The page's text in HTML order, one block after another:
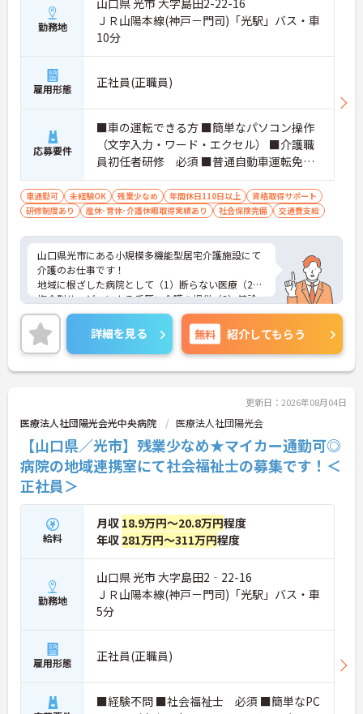
勤務地
山口県 光市 大字島田2-22-16
ＪＲ山陽本線(神戸－門司)「光駅」バス・車
10分
雇用形態 正社員(正職員)
応募要件
■車の運転できる方 ■簡単なパソコン操作
（文字入力・ワード・エクセル） ■介護職
員初任者研修 必須 ■普通自動車運転免許
（AT限定可）必須
車通勤可 未経験OK 残業少なめ 年間休日110日以上
資格取得サポート
研修制度あり
産休･育休･介護休暇取得実績あり 社会保険完備 交通費支給
山口県光市にある小規模多機能型居宅介護施設にて
介護のお仕事です！
地域に根ざした病院として（1）断らない医療（2）
複合型サービスによる手厚い介護の提供（3）健診
をはじめとした幅広い年代への予防活動に取り組ん
でいる法人様です★
ご興味ある方には、面接対策ポイントなど、さらに
詳細をお話しいたしますのでお気軽にご相談くださ
い。
詳細を見る 無料 紹介してもらう
更新日：2026年08月04日
医療法人社団陽光会光中央病院 医療法人社団陽光会
【山口県／光市】残業少なめ★マイカー通勤可◎
病院の地域連携室にて社会福祉士の募集です！＜
正社員＞
給料
月収 18.9万円～20.8万円程度
年収 281万円～311万円程度
勤務地
山口県 光市 大字島田2‐22-16
ＪＲ山陽本線(神戸－門司)「光駅」バス・車
5分
雇用形態 正社員(正職員)
■経験不問 ■社会福祉士 必須 ■簡単なPC